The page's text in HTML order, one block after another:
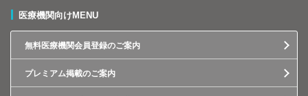
医療機関向けMENU
無料医療機関会員登録のご案内
プレミアム掲載のご案内